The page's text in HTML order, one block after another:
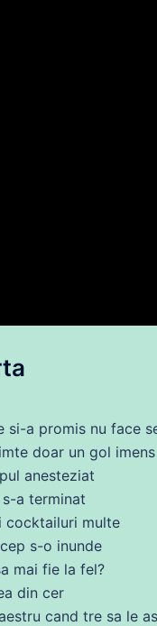
si-a promis nu face
doar un gol imens
anesteziat
a terminat
cocktailuri multe
s-o inunde
mai fie la fel?
din cer
cand tre sa le